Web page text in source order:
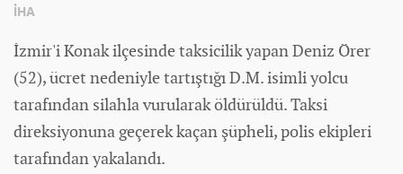
İHA
İzmir'i Konak ilçesinde taksicilik yapan Deniz Örer
(52), ücret nedeniyle tartıştığı D.M. isimli yolcu
tarafından silahla vurularak öldürüldü. Taksi
direksiyonuna geçerek kaçan şüpheli, polis ekipleri
tarafından yakalandı.